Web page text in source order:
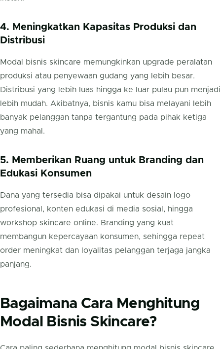
4. Meningkatkan Kapasitas Produksi dan
Distribusi
Modal bisnis skincare memungkinkan upgrade peralatan
produksi atau penyewaan gudang yang lebih besar.
Distribusi yang lebih luas hingga ke luar pulau pun menjadi
lebih mudah. Akibatnya, bisnis kamu bisa melayani lebih
banyak pelanggan tanpa tergantung pada pihak ketiga
yang mahal.
5. Memberikan Ruang untuk Branding dan
Edukasi Konsumen
Dana yang tersedia bisa dipakai untuk desain logo
profesional, konten edukasi di media sosial, hingga
workshop skincare online. Branding yang kuat
membangun kepercayaan konsumen, sehingga repeat
order meningkat dan loyalitas pelanggan terjaga jangka
panjang.
Bagaimana Cara Menghitung
Modal Bisnis Skincare?